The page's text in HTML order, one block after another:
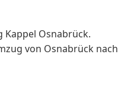
Osnabrück.
von Osnabrück nach